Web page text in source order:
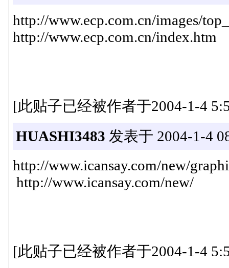
http://www.ecp.com.cn/images/
http://www.ecp.com.cn/index.htm
[此贴子已经被作者于2004-1-4
HUASHI3483 发表于 2004-1-4
http://www.icansay.com/new/
http://www.icansay.com/new/
[此贴子已经被作者于2004-1-4